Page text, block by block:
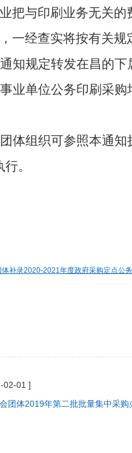
把与印刷业务无关
一经查实将按有关规
知规定转发在昌的下
业单位公务印刷采
体组织可参照本通知
。
补录2020-2021年度政府采购定点公
02-01 ]
团体2019年第二批批量集中采购